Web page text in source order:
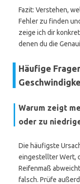
Fazit: Verstehen,
Fehler zu finden
zeige ich dir
denen du die
Häufige
Warum zeigt
oder zu
Die häufigste
eingestellter Wert,
Reifenmaß
falsch. Prüfe